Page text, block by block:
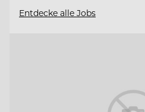
Entdecke alle Jobs